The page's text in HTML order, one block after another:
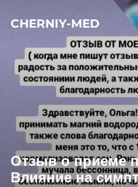
CHERNIY-MED
Отзыв о приеме
Влияние на